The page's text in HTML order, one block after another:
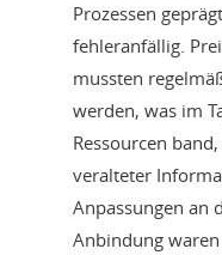
Prozessen
fehleranfällig.
mussten
werden, was im
Ressourcen
veralteter
Anpassungen an
Anbindung